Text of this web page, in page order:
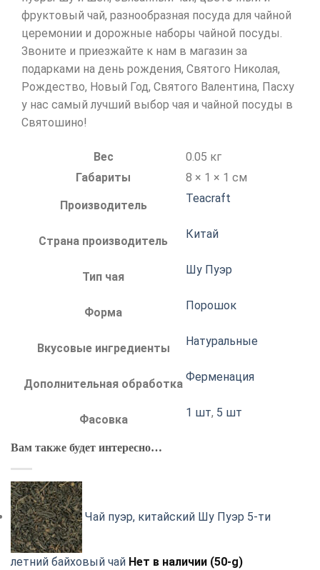
фруктовый чай, разнообразная посуда для чайной
церемонии и дорожные наборы чайной посуды.
Звоните и приезжайте к нам в магазин за
подарками на день рождения, Святого Николая,
Рождество, Новый Год, Святого Валентина, Пасху
у нас самый лучший выбор чая и чайной посуды в
Святошино!
Вес
0.05 кг
Габариты
8 × 1 × 1 см
Производитель
Teacraft
Страна производитель
Китай
Тип чая
Шу Пуэр
Форма
Порошок
Вкусовые ингредиенты
Натуральные
Дополнительная обработка
Ферменация
Фасовка
1 шт, 5 шт
Вам также будет интересно…
Чай пуэр, китайский Шу Пуэр 5-ти
летний байховый чай Нет в наличии (50-g)